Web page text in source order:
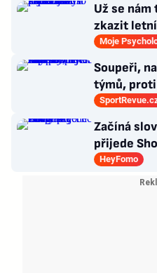
Už se
zkazit
zářijový
Moje
Soupeři,
týmů, proti
Drobný
Začíná
přijede
HeyFomo